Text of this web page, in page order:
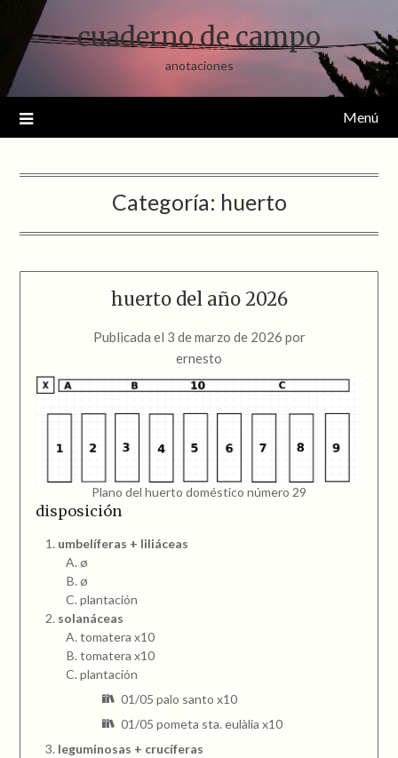
contenido
cuaderno de campo
anotaciones
Menú
Categoría: huerto
huerto del año 2026
Publicada el 3 de marzo de 2026 por
ernesto
Plano del huerto doméstico número 29
disposición
umbelíferas + liliáceas
ø
ø
plantación
solanáceas
tomatera x10
tomatera x10
plantación
01/05 palo santo x10
01/05 pometa sta. eulàlia x10
leguminosas + crucíferas